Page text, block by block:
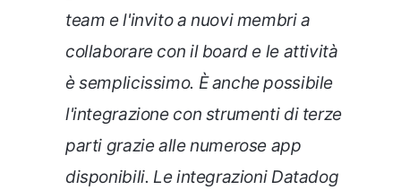
team e l'invito a nuovi membri a
collaborare con il board e le attività
è semplicissimo. È anche possibile
l'integrazione con strumenti di terze
parti grazie alle numerose app
disponibili. Le integrazioni Datadog